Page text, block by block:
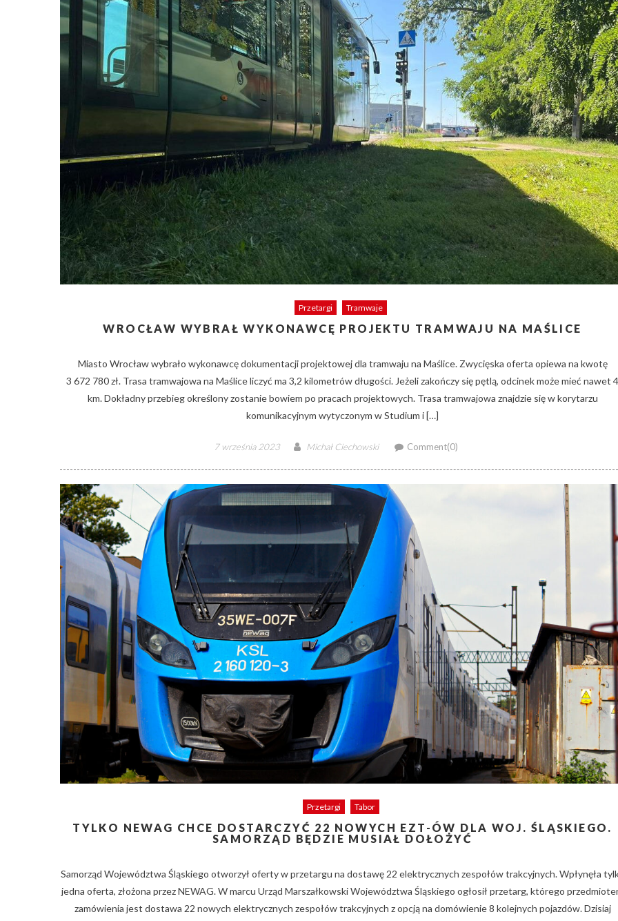
Przetargi Tramwaje
WROCŁAW WYBRAŁ WYKONAWCĘ PROJEKTU TRAMWAJU NA MAŚLICE
Miasto Wrocław wybrało wykonawcę dokumentacji projektowej dla tramwaju na Maślice. Zwycięska oferta opiewa na kwotę
3 672 780 zł. Trasa tramwajowa na Maślice liczyć ma 3,2 kilometrów długości. Jeżeli zakończy się pętlą, odcinek może mieć nawet 4
km. Dokładny przebieg określony zostanie bowiem po pracach projektowych. Trasa tramwajowa znajdzie się w korytarzu
komunikacyjnym wytyczonym w Studium i […]
Posted
7 września 2023 Author
Michał Ciechowski Comment(0)
Przetargi Tabor
TYLKO NEWAG CHCE DOSTARCZYĆ 22 NOWYCH EZT-ÓW DLA WOJ. ŚLĄSKIEGO.
SAMORZĄD BĘDZIE MUSIAŁ DOŁOŻYĆ
Samorząd Województwa Śląskiego otworzył oferty w przetargu na dostawę 22 elektrycznych zespołów trakcyjnych. Wpłynęła
jedna oferta, złożona przez NEWAG. W marcu Urząd Marszałkowski Województwa Śląskiego ogłosił przetarg, którego
zamówienia jest dostawa 22 nowych elektrycznych zespołów trakcyjnych z opcją na domówienie 8 kolejnych pojazdów. Dzisiaj